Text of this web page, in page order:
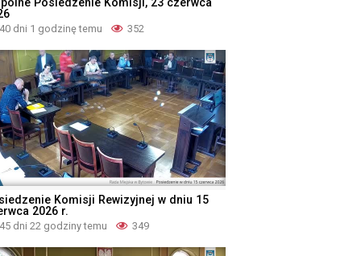
40 dni 1 godzinę temu 352
Komisji Rewizyjnej w dniu 15
2026 r.
45 dni 22 godziny temu 349